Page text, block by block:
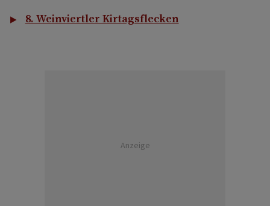
8. Weinviertler Kirtagsflecken
Anzeige